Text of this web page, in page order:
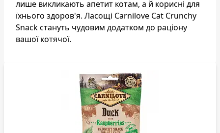
лише викликають апетит котам, а й корисні для
їхнього здоров'я. Ласощі Carnilove Cat Crunchy
Snack стануть чудовим додатком до раціону
вашої котячої.